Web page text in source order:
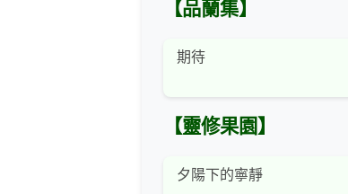
【品蘭集】
期待
【靈修果園】
夕陽下的寧靜